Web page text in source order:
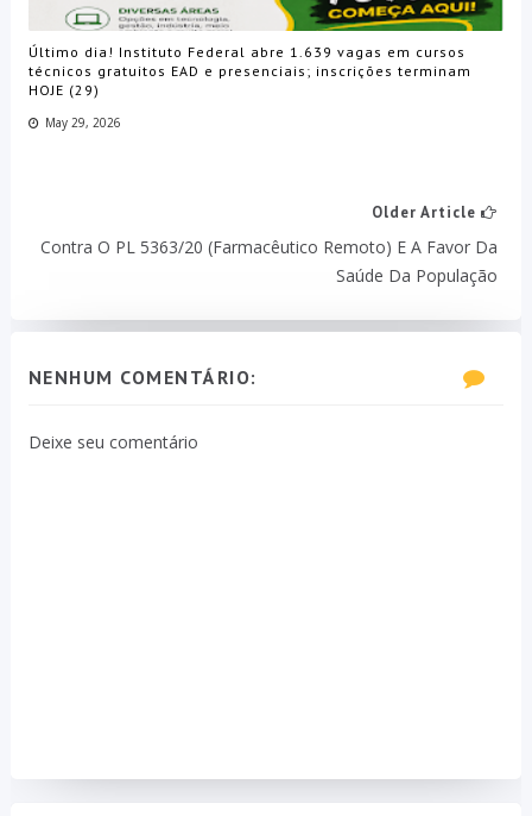
Último dia! Instituto Federal abre 1.639 vagas em cursos
técnicos gratuitos EAD e presenciais; inscrições terminam
HOJE (29)
May 29, 2026
Older Article
Contra O PL 5363/20 (farmacêutico Remoto) E A Favor Da
Saúde Da População
NENHUM COMENTÁRIO:
Deixe seu comentário